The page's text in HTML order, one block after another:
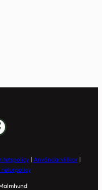
| Användarvillkor|
returpolicy